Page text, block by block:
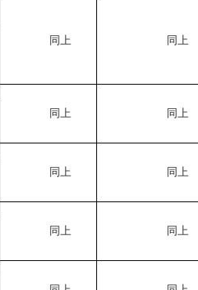
同上 同上
同上 同上
同上 同上
同上 同上